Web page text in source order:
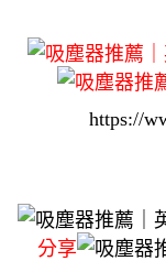
https://
分享